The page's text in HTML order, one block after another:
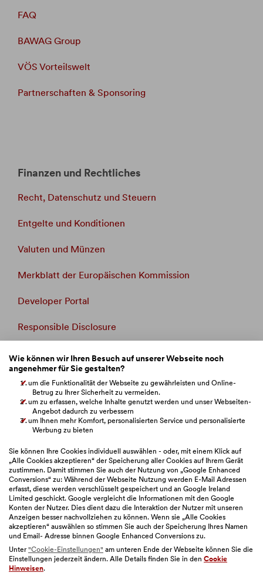
FAQ
BAWAG Group
VÖS Vorteilswelt
Partnerschaften & Sponsoring
Finanzen und Rechtliches
Recht, Datenschutz und Steuern
Entgelte und Konditionen
Valuten und Münzen
Merkblatt der Europäischen Kommission
Developer Portal
Responsible Disclosure
Whistleblowing
Beschwerdemanagement
Verbandsklage
BAWAG Webseiten
Bitte auswählen
Sitemap
Wie können wir Ihren Besuch auf unserer Webseite noch
angenehmer für Sie gestalten?
um die Funktionalität der Webseite zu gewährleisten und Online-
Betrug zu Ihrer Sicherheit zu vermeiden.
um zu erfassen, welche Inhalte genutzt werden und unser Webseiten-
Angebot dadurch zu verbessern
um Ihnen mehr Komfort, personalisierten Service und personalisierte
Werbung zu bieten
Sie können Ihre Cookies individuell auswählen - oder, mit einem Klick auf
„Alle Cookies akzeptieren“ der Speicherung aller Cookies auf Ihrem Gerät
zustimmen. Damit stimmen Sie auch der Nutzung von „Google Enhanced
Conversions“ zu: Während der Webseite Nutzung werden E-Mail Adressen
erfasst, diese werden verschlüsselt gespeichert und an Google Ireland
Limited geschickt. Google vergleicht die Informationen mit den Google
Konten der Nutzer. Dies dient dazu die Interaktion der Nutzer mit unseren
Anzeigen besser nachvollziehen zu können. Wenn sie „Alle Cookies
akzeptieren“ auswählen so stimmen Sie auch der Speicherung Ihres Namen
und Email- Adresse binnen Google Enhanced Conversions zu.
Unter"Cookie-Einstellungen" am unteren Ende der Webseite können Sie die
Einstellungen jederzeit ändern. Alle Details finden Sie in den Cookie
Hinweisen.